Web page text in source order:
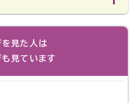
を見た人は
も見ています